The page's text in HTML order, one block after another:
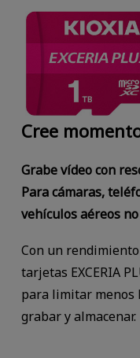
Cree
Grabe vídeo con
Para cámaras,
vehículos aéreos
Con un
tarjetas EXCERIA
para limitar menos
grabar y almacenar.